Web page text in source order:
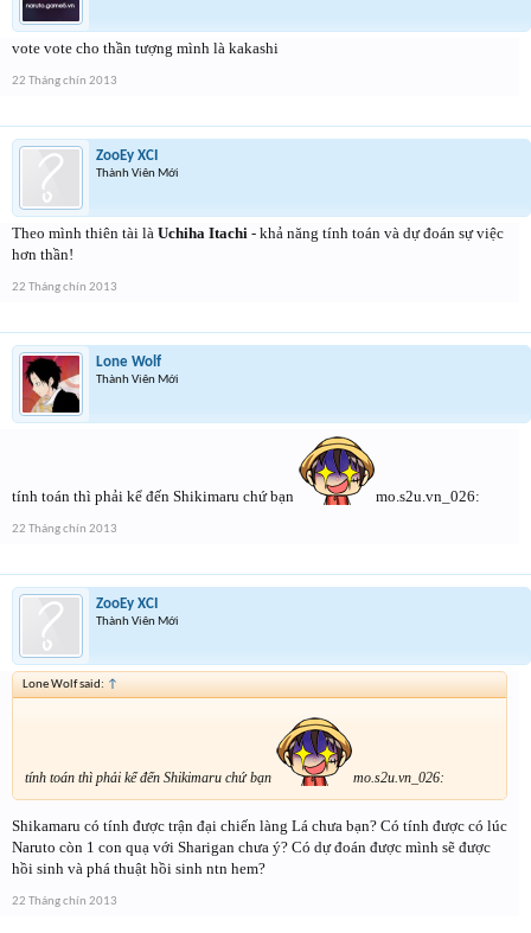
vote vote cho thần tượng mình là kakashi
22 Tháng chín 2013
ZooEy XCI
Thành Viên Mới
Theo mình thiên tài là Uchiha Itachi - khả năng tính toán và dự đoán sự việc
hơn thần!
22 Tháng chín 2013
Lone Wolf
Thành Viên Mới
tính toán thì phải kể đến Shikimaru chứ bạn mo.s2u.vn_026:
22 Tháng chín 2013
ZooEy XCI
Thành Viên Mới
Lone Wolf said: ↑
tính toán thì phải kể đến Shikimaru chứ bạn mo.s2u.vn_026:
Shikamaru có tính được trận đại chiến làng Lá chưa bạn? Có tính được có lúc
Naruto còn 1 con quạ với Sharigan chưa ý? Có dự đoán được mình sẽ được
hồi sinh và phá thuật hồi sinh ntn hem?
22 Tháng chín 2013